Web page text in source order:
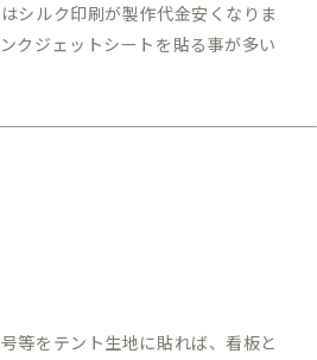
シルク印刷が製作代金安くなりま
クジェットシートを貼る事が多い
等をテント生地に貼れば、看板と